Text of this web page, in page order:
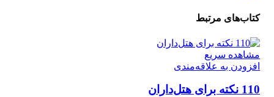
کتاب‌های مرتبط
مشاهده سریع
افزودن به علاقه‌مندی
110 نکته برای هتل‌داران